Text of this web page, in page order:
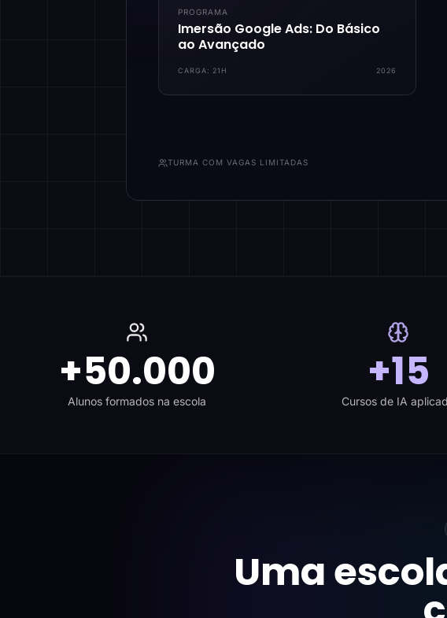
PROGRAMA
Imersão Google Ads: Do Básico
ao Avançado
CARGA: 21H 2026
TURMA COM VAGAS LIMITADAS
+50.000
Alunos formados na escola
+15
Cursos de IA
Uma